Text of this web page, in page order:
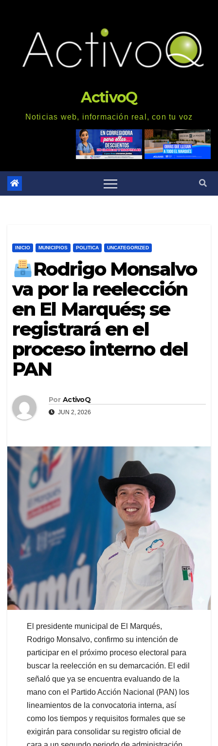
ActivoQ
Noticias web, información real, con tu voz
INICIO MUNICIPIOS POLITICA UNCATEGORIZED
Rodrigo Monsalvo
va por la reelección
en El Marqués; se
registrará en el
proceso interno del
PAN
Por ActivoQ
JUN 2, 2026
El presidente municipal de El Marqués,
Rodrigo Monsalvo, confirmo su intención de
participar en el próximo proceso electoral para
buscar la reelección en su demarcación. El edil
señaló que ya se encuentra evaluando de la
mano con el Partido Acción Nacional (PAN) los
lineamientos de la convocatoria interna, así
como los tiempos y requisitos formales que se
exigirán para consolidar su registro oficial de